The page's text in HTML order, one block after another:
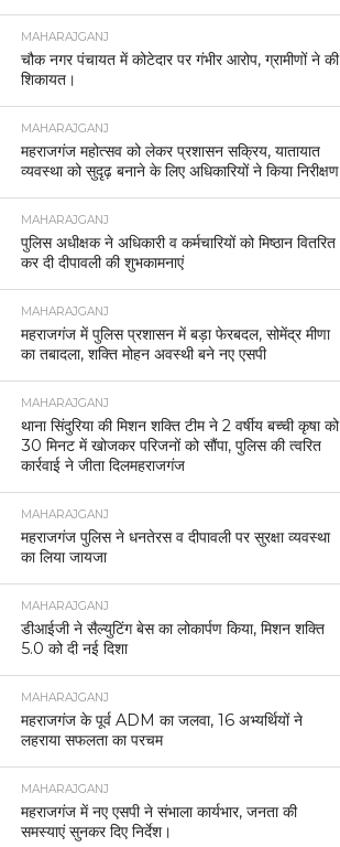
MAHARAJGANJ
चौक नगर पंचायत में कोटेदार पर गंभीर आरोप, ग्रामीणों ने की
शिकायत।
MAHARAJGANJ
महराजगंज महोत्सव को लेकर प्रशासन सक्रिय, यातायात
व्यवस्था को सुदृढ़ बनाने के लिए अधिकारियों ने किया निरीक्षण
MAHARAJGANJ
पुलिस अधीक्षक ने अधिकारी व कर्मचारियों को मिष्ठान वितरित
कर दी दीपावली की शुभकामनाएं
MAHARAJGANJ
महराजगंज में पुलिस प्रशासन में बड़ा फेरबदल, सोमेंद्र मीणा
का तबादला, शक्ति मोहन अवस्थी बने नए एसपी
MAHARAJGANJ
थाना सिंदुरिया की मिशन शक्ति टीम ने 2 वर्षीय बच्ची कृषा को
30 मिनट में खोजकर परिजनों को सौंपा, पुलिस की त्वरित
कार्रवाई ने जीता दिलमहराजगंज
MAHARAJGANJ
महराजगंज पुलिस ने धनतेरस व दीपावली पर सुरक्षा व्यवस्था
का लिया जायजा
MAHARAJGANJ
डीआईजी ने सैल्युटिंग बेस का लोकार्पण किया, मिशन शक्ति
5.0 को दी नई दिशा
MAHARAJGANJ
महराजगंज के पूर्व ADM का जलवा, 16 अभ्यर्थियों ने
लहराया सफलता का परचम
MAHARAJGANJ
महराजगंज में नए एसपी ने संभाला कार्यभार, जनता की
समस्याएं सुनकर दिए निर्देश।